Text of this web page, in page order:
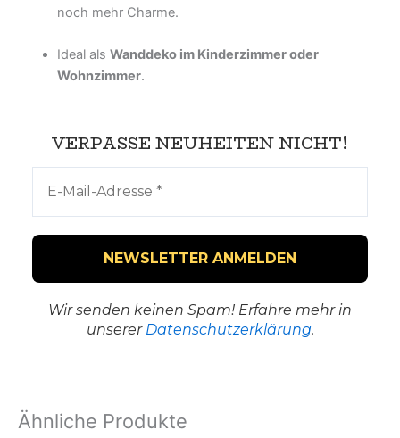
noch mehr Charme.
Ideal als Wanddeko im Kinderzimmer oder
Wohnzimmer.
VERPASSE NEUHEITEN NICHT!
Wir senden keinen Spam! Erfahre mehr in
unserer Datenschutzerklärung.
Ähnliche Produkte